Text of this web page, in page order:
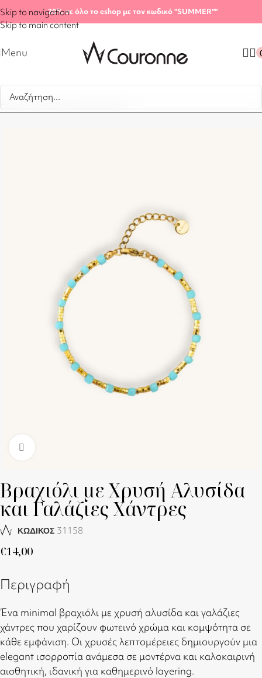
Skip to navigation
Skip to main content
-20%σε όλο το eshop με τον κωδικό "SUMMER""
Menu
Αρχική σελίδα
Βραχιόλι με Χρυσή Αλυσίδα
και Γαλάζιες Χάντρες
ΚΩΔΙΚΟΣ 31158
€14,00
Περιγραφή
Ένα minimal βραχιόλι με χρυσή αλυσίδα και γαλάζιες
χάντρες που χαρίζουν φωτεινό χρώμα και κομψότητα σε
κάθε εμφάνιση. Οι χρυσές λεπτομέρειες δημιουργούν μια
elegant ισορροπία ανάμεσα σε μοντέρνα και καλοκαιρινή
αισθητική, ιδανική για καθημερινό layering.